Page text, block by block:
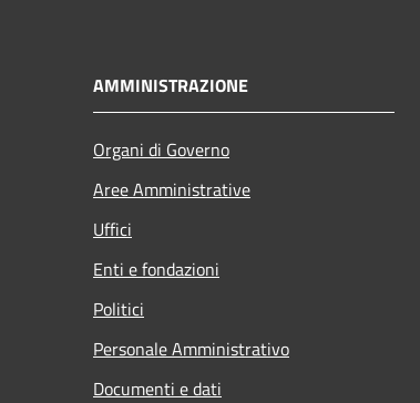
AMMINISTRAZIONE
Organi di Governo
Aree Amministrative
Uffici
Enti e fondazioni
Politici
Personale Amministrativo
Documenti e dati